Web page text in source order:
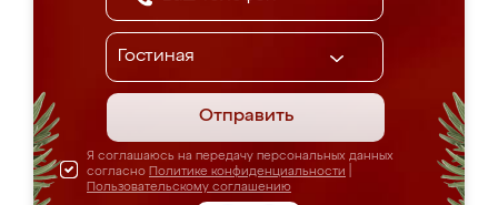
Отправить
Я соглашаюсь на передачу персональных данных
согласно Политике конфиденциальности
Пользовательскому соглашению